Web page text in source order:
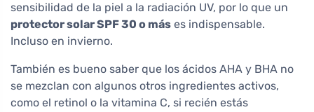
sensibilidad de la piel a la radiación UV, por lo que un
protector solar SPF 30 o más es indispensable.
Incluso en invierno.
También es bueno saber que los ácidos AHA y BHA no
se mezclan con algunos otros ingredientes activos,
como el retinol o la vitamina C, si recién estás